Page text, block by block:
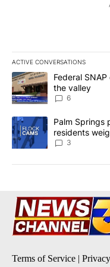
ACTIVE CONVERSATIONS
The following is a list of
A trending article titled
Federal
the valley
6
A trending article titled
Palm Springs
residents
3
Terms of Service |